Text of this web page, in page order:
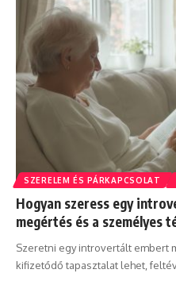
SZERELEM ÉS PÁRKAPCSOLAT
Hogyan szeress egy
megértés és a személyes
Szeretni egy introvertált embert
kifizetődő tapasztalat lehet,